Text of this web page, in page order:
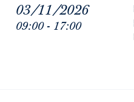
03/11/2026
09:00 - 17:00